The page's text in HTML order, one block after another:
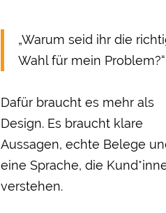
„Warum seid ihr die
Wahl für mein Problem?“
Dafür braucht es mehr als
Design. Es braucht klare
Aussagen, echte Belege
eine Sprache, die
verstehen.